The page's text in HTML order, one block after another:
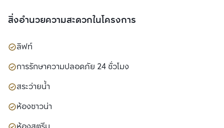
สิ่งอำนวยความสะดวกในโครงการ
ลิฟท์
การรักษาความปลอดภัย 24 ชั่วโมง
สระว่ายน้ำ
ห้องซาวน่า